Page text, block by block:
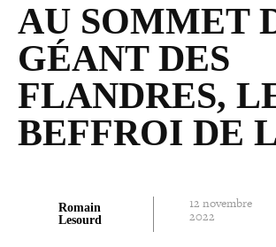
AU SOMMET
GÉANT DES
FLANDRES,
BEFFROI DE
Romain
Lesourd
12 novembre
2022